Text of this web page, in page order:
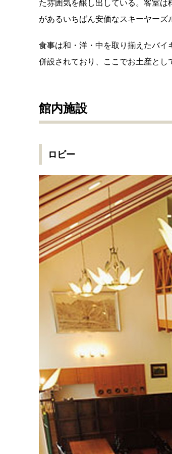
た雰囲気を醸し出している。客室
があるいちばん安価なスキーヤーズ
食事は和・洋・中を取り揃えたバ
併設されており、ここでお土産とし
館内施設
ロビー